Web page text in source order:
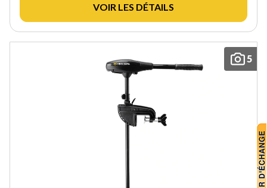
VOIR LES DÉTAILS
5